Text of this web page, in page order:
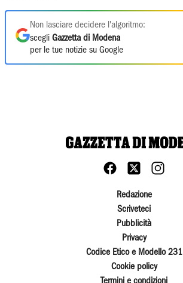
Non lasciare decidere l'algoritmo:
scegli Gazzetta di Modena
per le tue notizie su Google
Redazione
Scriveteci
Pubblicità
Privacy
Codice Etico e Modello 231
Cookie policy
Termini e condizioni